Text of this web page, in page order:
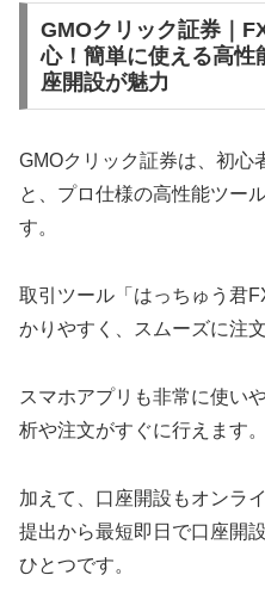
GMOクリック証券｜
心！簡単に使える高性
座開設が魅力
GMOクリック証券は、初心
と、プロ仕様の高性能ツー
す。
取引ツール「はっちゅう君
かりやすく、スムーズに注
スマホアプリも非常に使い
析や注文がすぐに行えます。
加えて、口座開設もオンラ
提出から最短即日で口座開
ひとつです。